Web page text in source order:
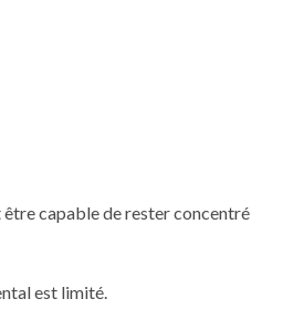
être capable de rester concentré
est limité.